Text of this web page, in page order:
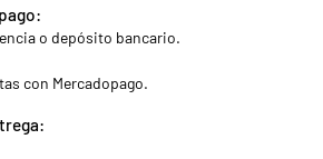
o depósito bancario.
con Mercadopago.